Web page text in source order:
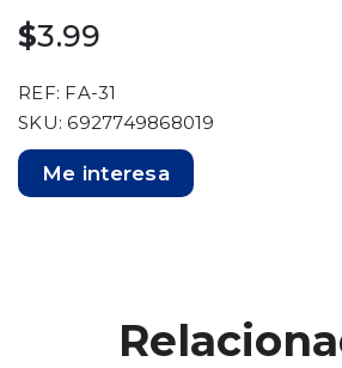
$3.99
REF: FA-31
SKU: 6927749868019
Me interesa